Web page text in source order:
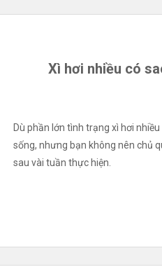
Xì hơi nhiều có
Dù phần lớn tình trạng xì hơi
sống, nhưng bạn không nên chủ
sau vài tuần thực hiện.